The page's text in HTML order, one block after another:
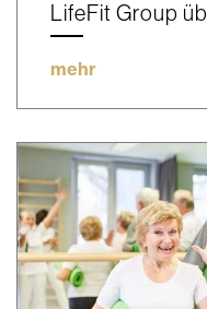
LifeFit Group
mehr